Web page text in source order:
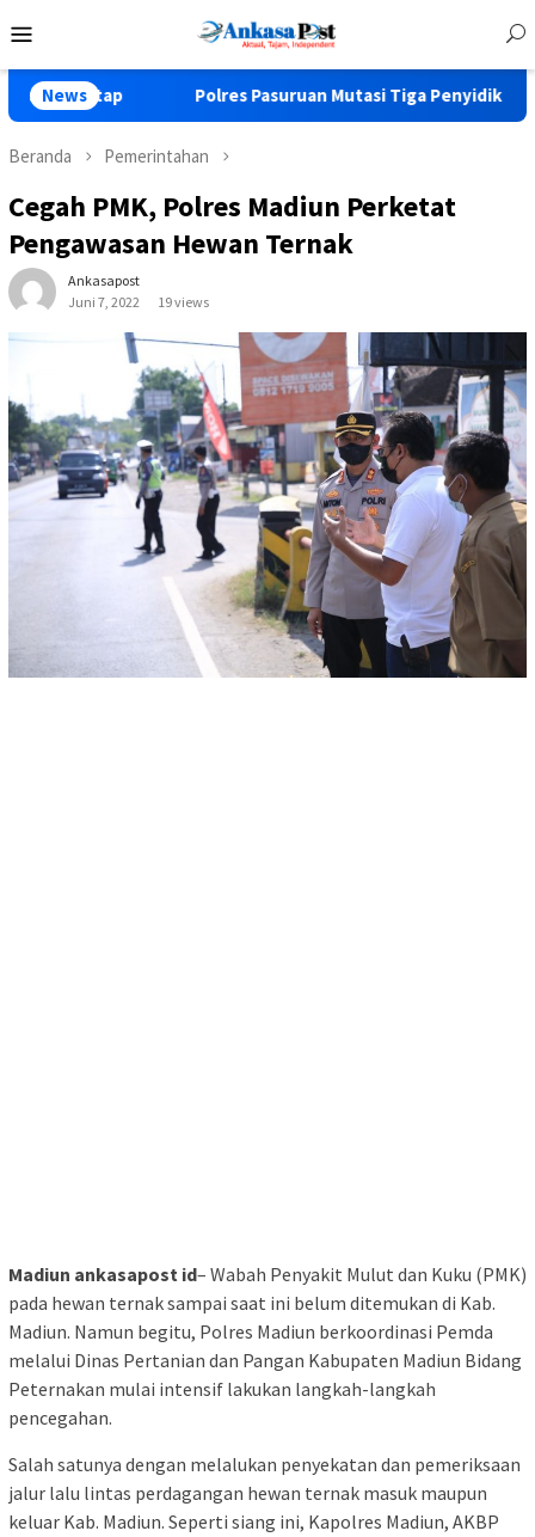
ke
Mobile
NewsPolres Pasuruan Mutasi Tiga Penyidik Polsek Beji Demi
Beranda Pemerintahan
Cegah PMK, Polres Madiun Perketat
Pengawasan Hewan Ternak
Ankasapost
Juni 7, 2022
19 views
Madiun ankasapost id– Wabah Penyakit Mulut dan Kuku (PMK)
pada hewan ternak sampai saat ini belum ditemukan di Kab.
Madiun. Namun begitu, Polres Madiun berkoordinasi Pemda
melalui Dinas Pertanian dan Pangan Kabupaten Madiun Bidang
Peternakan mulai intensif lakukan langkah-langkah
pencegahan.
Salah satunya dengan melalukan penyekatan dan pemeriksaan
jalur lalu lintas perdagangan hewan ternak masuk maupun
keluar Kab. Madiun. Seperti siang ini, Kapolres Madiun, AKBP